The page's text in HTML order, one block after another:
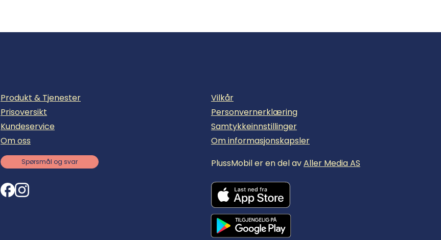
Produkt & Tjenester
Prisoversikt
Kundeservice
Om oss
Spørsmål og svar
Vilkår
Personvernerklæring
Samtykkeinnstillinger
Om informasjonskapsler
PlussMobil er en del avAller Media AS